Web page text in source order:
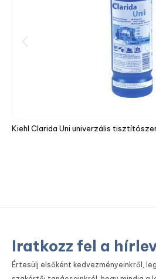
Kiehl Clarida Uni univerzális tisztítószer
Iratkozz fel a
Értesülj elsőként kedvezményeinkről,